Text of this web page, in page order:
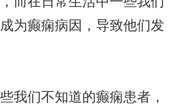
为癫痫病因，导致他们发
我们不知道的癫痫患者，